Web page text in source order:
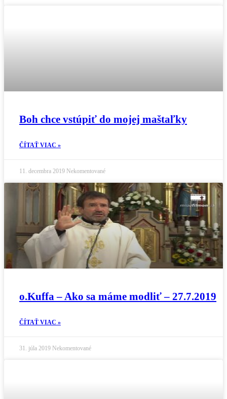
Boh chce vstúpiť do mojej maštaľky
ČÍTAŤ VIAC »
11. decembra 2019 Nekomentované
o.Kuffa – Ako sa máme modliť – 27.7.2019
ČÍTAŤ VIAC »
31. júla 2019 Nekomentované